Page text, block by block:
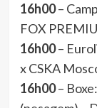
16h00–
FOX
16h00–
x CSKA
16h00–